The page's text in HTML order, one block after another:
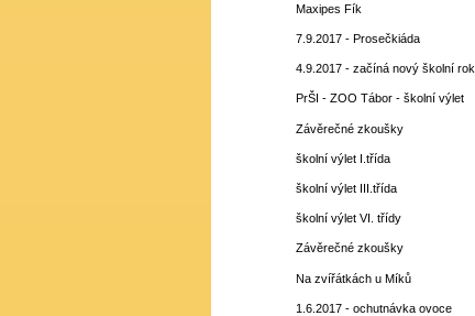
Maxipes Fík
7.9.2017 - Prosečkiáda
4.9.2017 - začíná nový školní rok
PrŠI - ZOO Tábor - školní výlet
Závěrečné zkoušky
školní výlet I.třída
školní výlet III.třída
školní výlet VI. třídy
Závěrečné zkoušky
Na zvířátkách u Míků
1.6.2017 - ochutnávka ovoce